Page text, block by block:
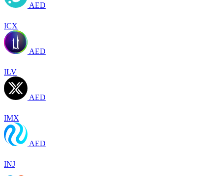
AED
ICX
AED
ILV
AED
IMX
AED
INJ